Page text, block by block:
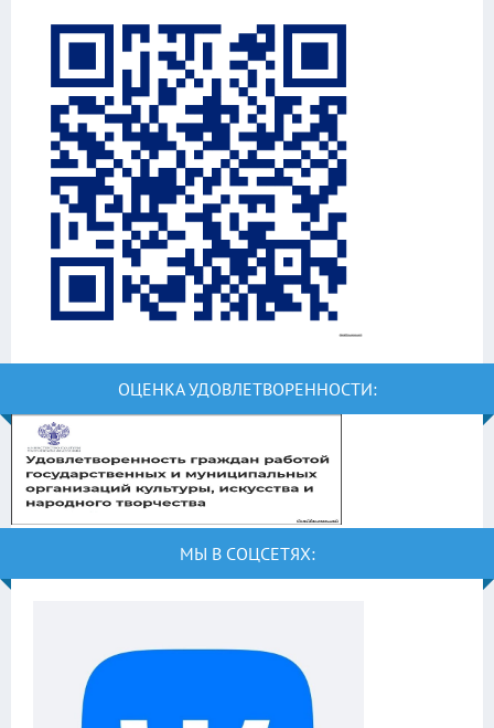
ОЦЕНКА УДОВЛЕТВОРЕННОСТИ:
МЫ В СОЦСЕТЯХ: